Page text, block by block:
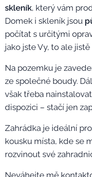
skleník, který vám
Domek i skleník jsou
počítat s určitými
jako jste Vy, to ale
Na pozemku je
ze společné boudy.
však třeba
dispozici – stačí jen
Zahrádka je ideální
kousku místa, kde se
rozvinout své
Neváhejte mě